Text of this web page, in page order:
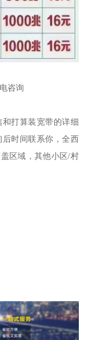
咨询
打算装宽带的详细
时间联系你，全西
区域，其他小区/村